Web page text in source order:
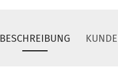
BESCHREIBUNG